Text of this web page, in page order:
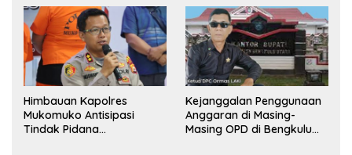
Himbauan Kapolres
Mukomuko Antisipasi
Tindak Pidana
Kejanggalan Penggunaan
Anggaran di Masing-
Masing OPD di Bengkulu